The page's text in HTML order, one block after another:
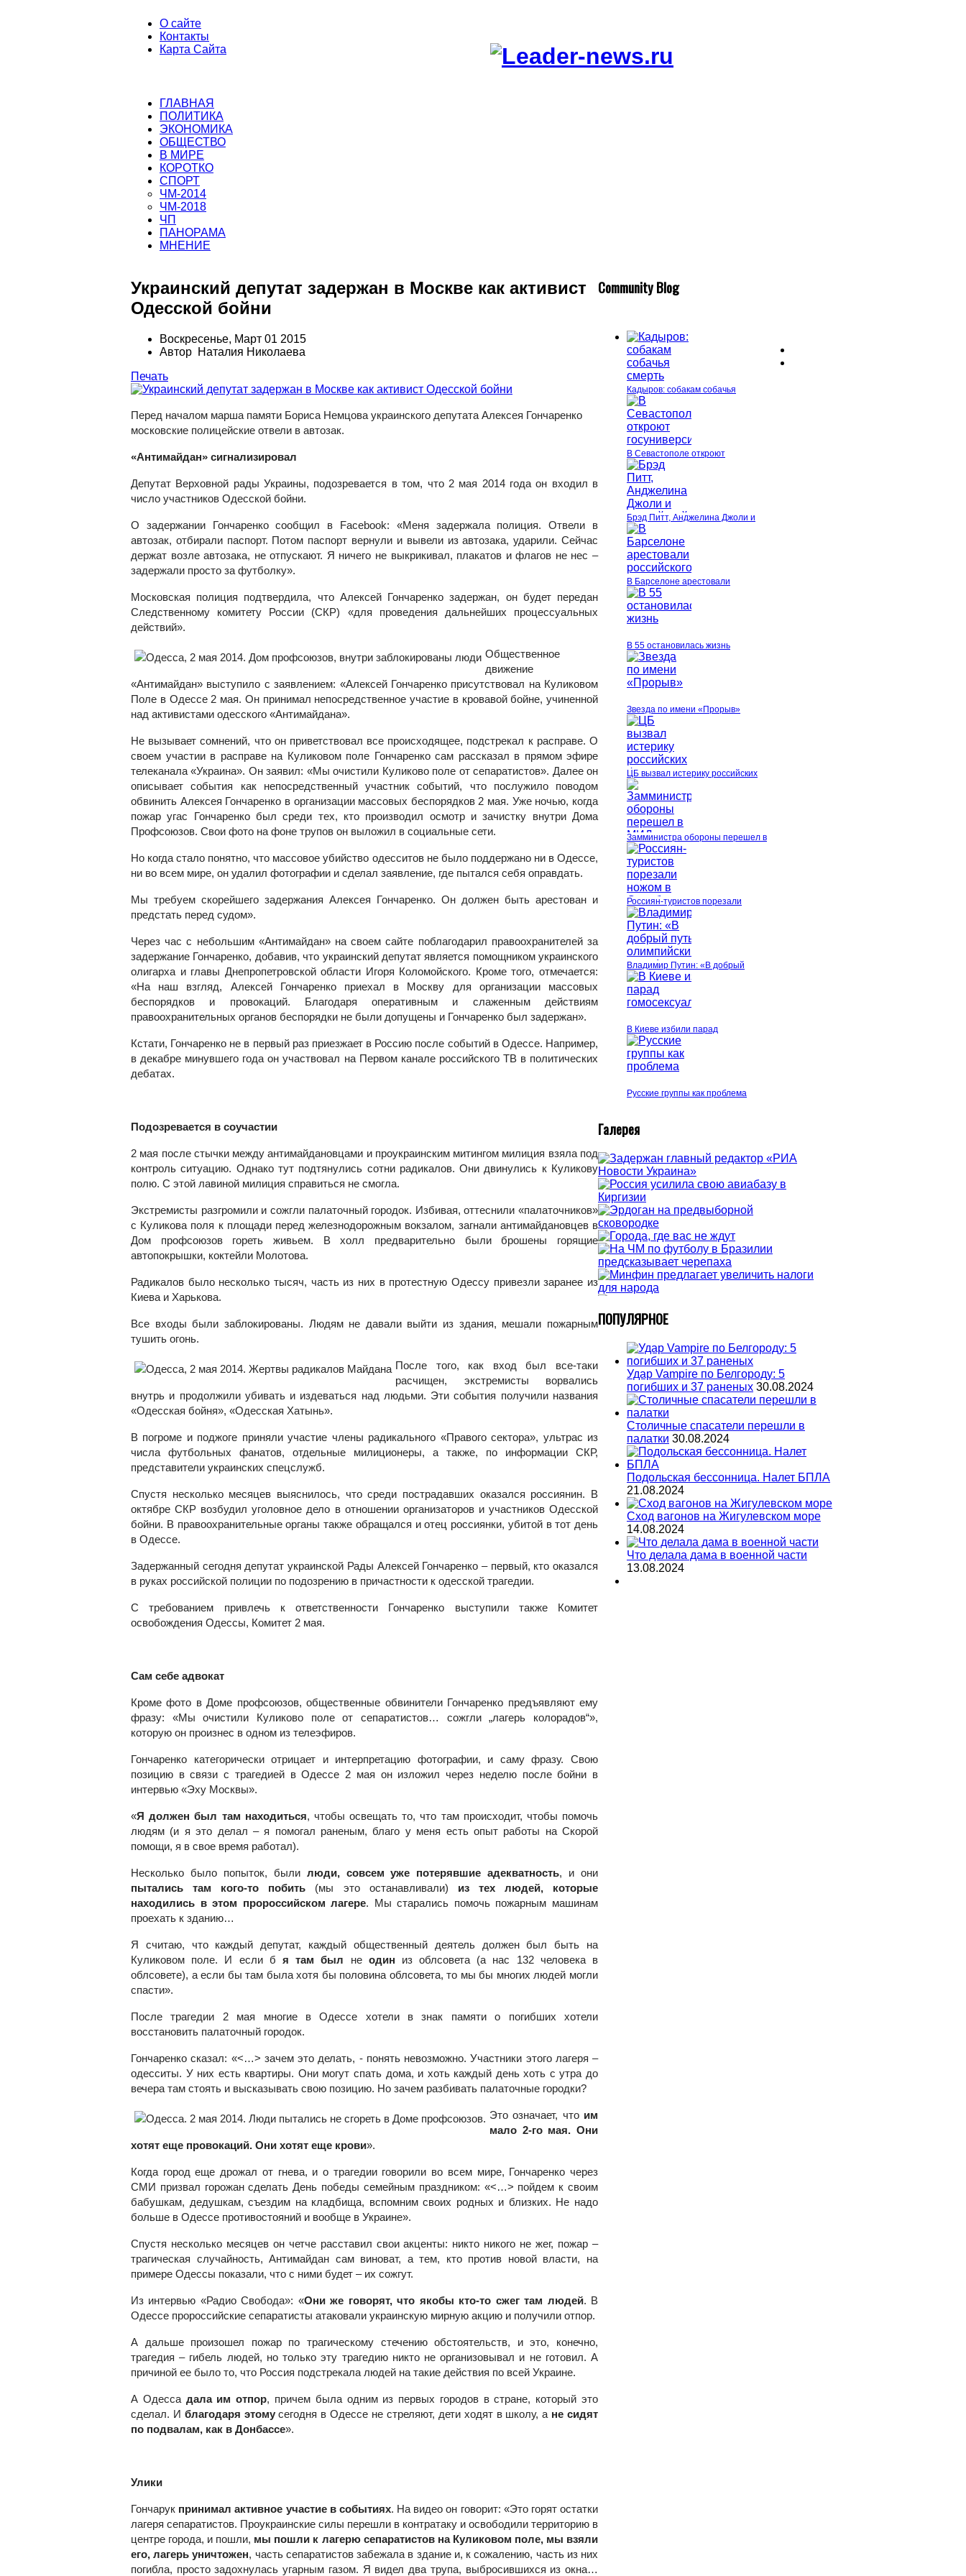
О сайте
Контакты
Карта Сайта
ГЛАВНАЯ
ПОЛИТИКА
ЭКОНОМИКА
ОБЩЕСТВО
В МИРЕ
КОРОТКО
СПОРТ
ЧМ-2014
ЧМ-2018
ЧП
ПАНОРАМА
МНЕНИЕ
Украинский депутат задержан в Москве как активист
Одесской бойни
Воскресенье, Март 01 2015
Автор Наталия Николаева
Печать
Перед началом марша памяти Бориса Немцова украинского депутата Алексея Гончаренко
московские полицейские отвели в автозак.
«Антимайдан» сигнализировал
Депутат Верховной рады Украины, подозревается в том, что 2 мая 2014 года он входил в
число участников Одесской бойни.
О задержании Гончаренко сообщил в Facebook: «Меня задержала полиция. Отвели в
автозак, отбирали паспорт. Потом паспорт вернули и вывели из автозака, ударили. Сейчас
держат возле автозака, не отпускают. Я ничего не выкрикивал, плакатов и флагов не нес –
задержали просто за футболку».
Московская полиция подтвердила, что Алексей Гончаренко задержан, он будет передан
Следственному комитету России (СКР) «для проведения дальнейших процессуальных
действий».
Общественное
движение
«Антимайдан» выступило с заявлением: «Алексей Гончаренко присутствовал на Куликовом
Поле в Одессе 2 мая. Он принимал непосредственное участие в кровавой бойне, учиненной
над активистами одесского «Антимайдана».
Не вызывает сомнений, что он приветствовал все происходящее, подстрекал к расправе. О
своем участии в расправе на Куликовом поле Гончаренко сам рассказал в прямом эфире
телеканала «Украина». Он заявил: «Мы очистили Куликово поле от сепаратистов». Далее он
описывает события как непосредственный участник событий, что послужило поводом
обвинить Алексея Гончаренко в организации массовых беспорядков 2 мая. Уже ночью, когда
пожар угас Гончаренко был среди тех, кто производил осмотр и зачистку внутри Дома
Профсоюзов. Свои фото на фоне трупов он выложил в социальные сети.
Но когда стало понятно, что массовое убийство одесситов не было поддержано ни в Одессе,
ни во всем мире, он удалил фотографии и сделал заявление, где пытался себя оправдать.
Мы требуем скорейшего задержания Алексея Гончаренко. Он должен быть арестован и
предстать перед судом».
Через час с небольшим «Антимайдан» на своем сайте поблагодарил правоохранителей за
задержание Гончаренко, добавив, что украинский депутат является помощником украинского
олигарха и главы Днепропетровской области Игоря Коломойского. Кроме того, отмечается:
«На наш взгляд, Алексей Гончаренко приехал в Москву для организации массовых
беспорядков и провокаций. Благодаря оперативным и слаженным действиям
правоохранительных органов беспорядки не были допущены и Гончаренко был задержан».
Кстати, Гончаренко не в первый раз приезжает в Россию после событий в Одессе. Например,
в декабре минувшего года он участвовал на Первом канале российского ТВ в политических
дебатах.
Подозревается в соучастии
2 мая после стычки между антимайдановцами и проукраинским митингом милиция взяла под
контроль ситуацию. Однако тут подтянулись сотни радикалов. Они двинулись к Куликову
полю. С этой лавиной милиция справиться не смогла.
Экстремисты разгромили и сожгли палаточный городок. Избивая, оттеснили «палаточников»
с Куликова поля к площади перед железнодорожным вокзалом, загнали антимайдановцев в
Дом профсоюзов гореть живьем. В холл предварительно были брошены горящие
автопокрышки, коктейли Молотова.
Радикалов было несколько тысяч, часть из них в протестную Одессу привезли заранее из
Киева и Харькова.
Все входы были заблокированы. Людям не давали выйти из здания, мешали пожарным
тушить огонь.
После того, как вход был все-таки
расчищен, экстремисты ворвались
внутрь и продолжили убивать и издеваться над людьми. Эти события получили названия
«Одесская бойня», «Одесская Хатынь».
В погроме и поджоге приняли участие члены радикального «Правого сектора», ультрас из
числа футбольных фанатов, отдельные милиционеры, а также, по информации СКР,
представители украинских спецслужб.
Спустя несколько месяцев выяснилось, что среди пострадавших оказался россиянин. В
октябре СКР возбудил уголовное дело в отношении организаторов и участников Одесской
бойни. В правоохранительные органы также обращался и отец россиянки, убитой в тот день
в Одессе.
Задержанный сегодня депутат украинской Рады Алексей Гончаренко – первый, кто оказался
в руках российской полиции по подозрению в причастности к одесской трагедии.
С требованием привлечь к ответственности Гончаренко выступили также Комитет
освобождения Одессы, Комитет 2 мая.
Сам себе адвокат
Кроме фото в Доме профсоюзов, общественные обвинители Гончаренко предъявляют ему
фразу: «Мы очистили Куликово поле от сепаратистов… сожгли „лагерь колорадов“»,
которую он произнес в одном из телеэфиров.
Гончаренко категорически отрицает и интерпретацию фотографии, и саму фразу. Свою
позицию в связи с трагедией в Одессе 2 мая он изложил через неделю после бойни в
интервью «Эху Москвы».
«Я должен был там находиться, чтобы освещать то, что там происходит, чтобы помочь
людям (и я это делал – я помогал раненым, благо у меня есть опыт работы на Скорой
помощи, я в свое время работал).
Несколько было попыток, были люди, совсем уже потерявшие адекватность, и они
пытались там кого-то побить (мы это останавливали) из тех людей, которые
находились в этом пророссийском лагере. Мы старались помочь пожарным машинам
проехать к зданию…
Я считаю, что каждый депутат, каждый общественный деятель должен был быть на
Куликовом поле. И если б я там был не один из облсовета (а нас 132 человека в
облсовете), а если бы там была хотя бы половина облсовета, то мы бы многих людей могли
спасти».
После трагедии 2 мая многие в Одессе хотели в знак памяти о погибших хотели
восстановить палаточный городок.
Гончаренко сказал: «<…> зачем это делать, - понять невозможно. Участники этого лагеря –
одесситы. У них есть квартиры. Они могут спать дома, и хоть каждый день хоть с утра до
вечера там стоять и высказывать свою позицию. Но зачем разбивать палаточные городки?
Это означает, что им
мало 2-го мая. Они
хотят еще провокаций. Они хотят еще крови».
Когда город еще дрожал от гнева, и о трагедии говорили во всем мире, Гончаренко через
СМИ призвал горожан сделать День победы семейным праздником: «<…> пойдем к своим
бабушкам, дедушкам, съездим на кладбища, вспомним своих родных и близких. Не надо
больше в Одессе противостояний и вообще в Украине».
Спустя несколько месяцев он четче расставил свои акценты: никто никого не жег, пожар –
трагическая случайность, Антимайдан сам виноват, а тем, кто против новой власти, на
примере Одессы показали, что с ними будет – их сожгут.
Из интервью «Радио Свобода»: «Они же говорят, что якобы кто-то сжег там людей. В
Одессе пророссийские сепаратисты атаковали украинскую мирную акцию и получили отпор.
А дальше произошел пожар по трагическому стечению обстоятельств, и это, конечно,
трагедия – гибель людей, но только эту трагедию никто не организовывал и не готовил. А
причиной ее было то, что Россия подстрекала людей на такие действия по всей Украине.
А Одесса дала им отпор, причем была одним из первых городов в стране, который это
сделал. И благодаря этомусегодня в Одессе не стреляют, дети ходят в школу, а не сидят
по подвалам, как в Донбассе».
Улики
Гончарук принимал активное участие в событиях. На видео он говорит: «Это горят остатки
лагеря сепаратистов. Проукраинские силы перешли в контратаку и освободили территорию в
центре города, и пошли, мы пошли к лагерю сепаратистов на Куликовом поле, мы взяли
его, лагерь уничтожен, часть сепаратистов забежала в здание и, к сожалению, часть из них
погибла, просто задохнулась угарным газом. Я видел два трупа, выбросившихся из окна…
Community Blog
Кадыров: собакам собачья
В Севастополе откроют
Брэд Питт, Анджелина Джоли и
В Барселоне арестовали
В 55 остановилась жизнь
Звезда по имени «Прорыв»
ЦБ вызвал истерику российских
Замминистра обороны перешел в
Россиян-туристов порезали
Владимир Путин: «В добрый
В Киеве избили парад
Русские группы как проблема
Галерея
ПОПУЛЯРНОЕ
Удар Vampire по Белгороду: 5
погибших и 37 раненых 30.08.2024
Столичные спасатели перешли в
палатки 30.08.2024
Подольская бессонница. Налет БПЛА
21.08.2024
Сход вагонов на Жигулевском море
14.08.2024
Что делала дама в военной части
13.08.2024